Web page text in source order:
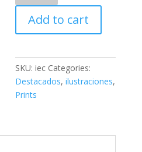
mi
quantity
Add to cart
SKU:iec Categories:
Destacados,ilustraciones,
Prints